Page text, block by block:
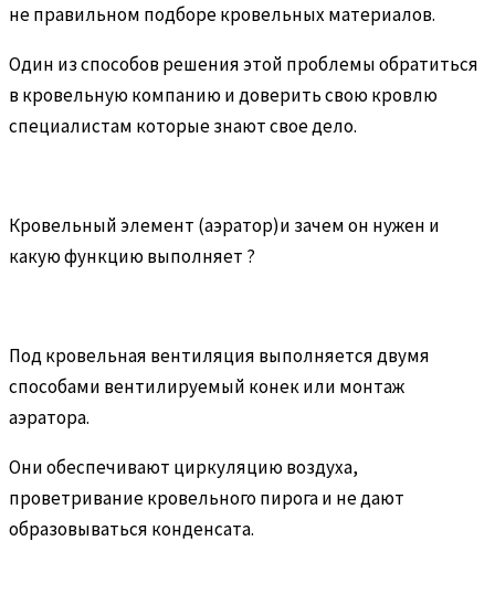
не правильном подборе кровельных материалов.
Один из способов решения этой проблемы обратиться
в кровельную компанию и доверить свою кровлю
специалистам которые знают свое дело.
Кровельный элемент (аэратор)и зачем он нужен и
какую функцию выполняет ?
Под кровельная вентиляция выполняется двумя
способами вентилируемый конек или монтаж
аэратора.
Они обеспечивают циркуляцию воздуха,
проветривание кровельного пирога и не дают
образовываться конденсата.